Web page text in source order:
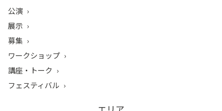
公演
展示
募集
ワークショップ
講座・トーク
フェスティバル